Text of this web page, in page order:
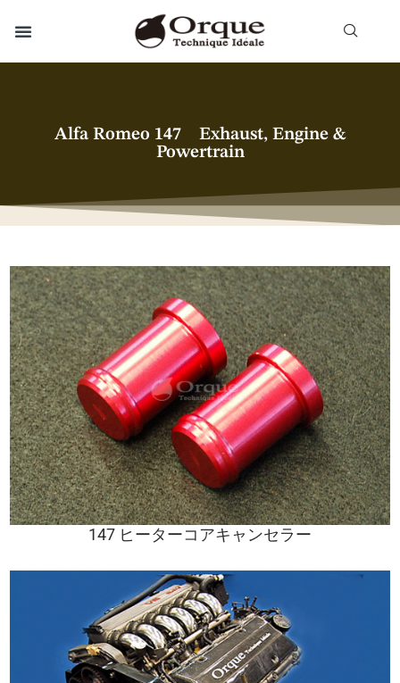
Alfa Romeo 147 Exhaust, Engine &
Powertrain
147 ヒーターコアキャンセラー